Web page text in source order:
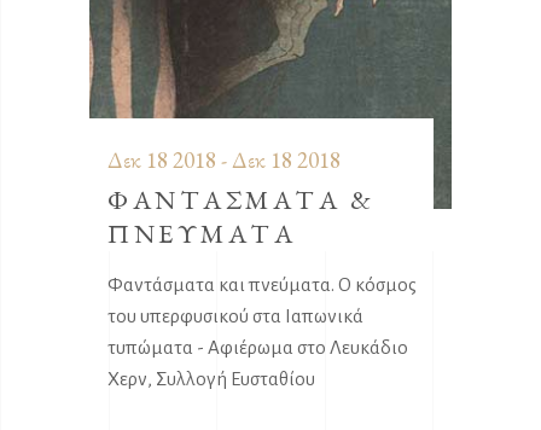
Δεκ 18 2018 - Δεκ 18 2018
ΦΑΝΤΑΣΜΑΤΑ &
ΠΝΕΥΜΑΤΑ
Φαντάσματα και πνεύματα. Ο κόσμος
του υπερφυσικού στα Ιαπωνικά
τυπώματα - Αφιέρωμα στο Λευκάδιο
Χερν, Συλλογή Ευσταθίου